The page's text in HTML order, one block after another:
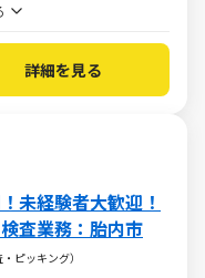
詳細を見る
未経験者大歓迎！
査業務：胎内市
ピッキング）